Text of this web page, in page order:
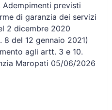
previsti
di garanzia dei servizi
2 dicembre 2020
del 12 gennaio 2021)
agli artt. 3 e 10.
Maropati 05/06/2026